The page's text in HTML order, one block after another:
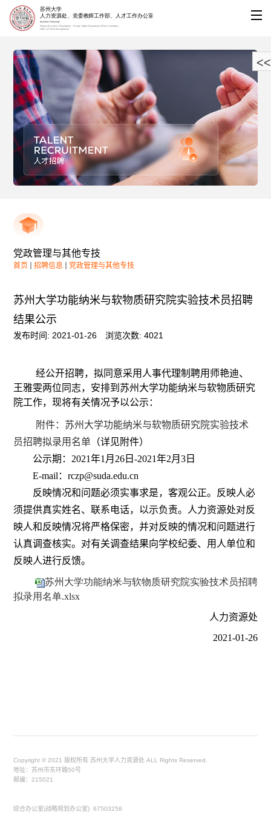
党政管理与其他专技
首页 招聘信息 党政管理与其他专技
苏州大学功能纳米与软物质研究院实验技术员招聘
结果公示
发布时间: 2021-01-26 浏览次数: 4021
经公开招聘，拟同意采用人事代理制聘用师艳迪、
王雅雯两位同志，安排到苏州大学功能纳米与软物质研究
院工作，现将有关情况予以公示：
附件：苏州大学功能纳米与软物质研究院实验技术
员招聘拟录用名单 （详见附件）
公示期： 2021年1 月 26 日 -2021年2月 3 日
E-mail ： rczp@suda.edu.cn
反映情况和问题必须实事求是，客观公正。反映人必
须提供真实姓名、联系电话，以示负责。人力资源处对反
映人和反映情况将严格保密，并对反映的情况和问题进行
认真调查核实。对有关调查结果向学校纪委、用人单位和
反映人进行反馈。
苏州大学功能纳米与软物质研究院实验技术员招聘
拟录用名单.xlsx
人力资源处
2021-01-26
Copyright © 2021 版权所有 苏州大学人力资源处 ALL Rights Reserved.
地址：苏州市东环路50号
邮编：215021
综合办公室(战略规划办公室) 67503258
<<